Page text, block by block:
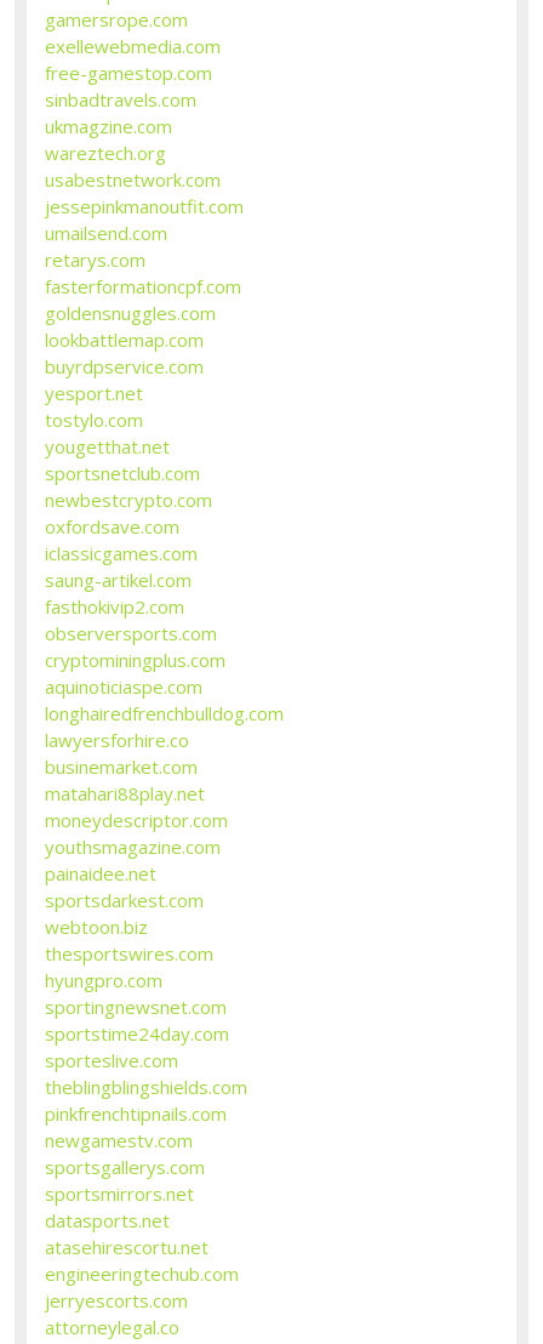
gamersrope.com
exellewebmedia.com
free-gamestop.com
sinbadtravels.com
ukmagzine.com
wareztech.org
usabestnetwork.com
jessepinkmanoutfit.com
umailsend.com
retarys.com
fasterformationcpf.com
goldensnuggles.com
lookbattlemap.com
buyrdpservice.com
yesport.net
tostylo.com
yougetthat.net
sportsnetclub.com
newbestcrypto.com
oxfordsave.com
iclassicgames.com
saung-artikel.com
fasthokivip2.com
observersports.com
cryptominingplus.com
aquinoticiaspe.com
longhairedfrenchbulldog.com
lawyersforhire.co
businemarket.com
matahari88play.net
moneydescriptor.com
youthsmagazine.com
painaidee.net
sportsdarkest.com
webtoon.biz
thesportswires.com
hyungpro.com
sportingnewsnet.com
sportstime24day.com
sporteslive.com
theblingblingshields.com
pinkfrenchtipnails.com
newgamestv.com
sportsgallerys.com
sportsmirrors.net
datasports.net
atasehirescortu.net
engineeringtechub.com
jerryescorts.com
attorneylegal.co